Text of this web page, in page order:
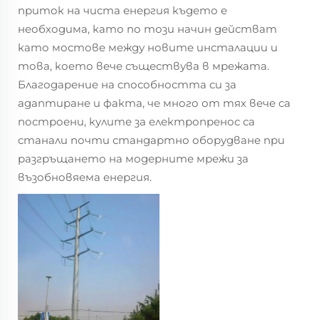
приток на чиста енергия където е
необходима, като по този начин действат
като мостове между новите инсталации и
това, което вече съществува в мрежата.
Благодарение на способността си за
адаптиране и факта, че много от тях вече са
построени, кулите за електропренос са
станали почти стандартно оборудване при
разгръщането на модерните мрежи за
възобновяема енергия.